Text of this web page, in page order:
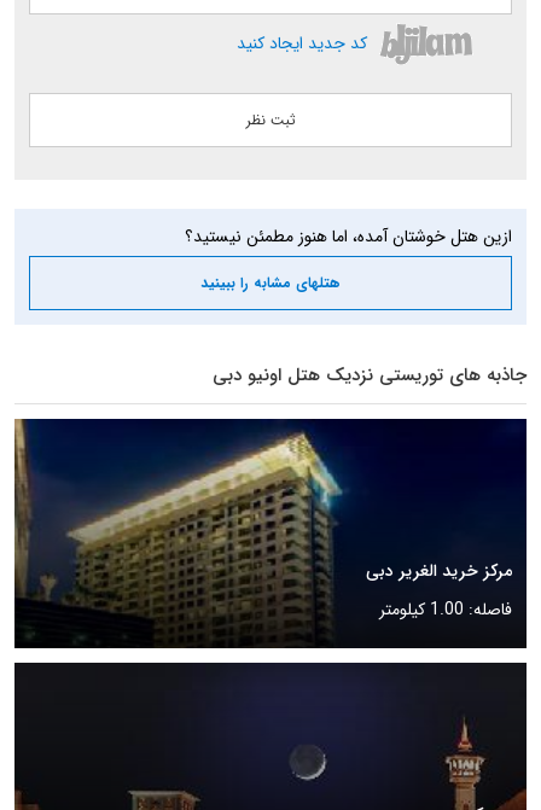
کد جدید ایجاد کنید
ازین هتل خوشتان آمده، اما هنوز مطمئن نیستید؟
هتلهای مشابه را ببینید
جاذبه های توریستی نزدیک هتل اونیو دبی
مرکز خرید الغریر دبی
فاصله: 1.00 کیلومتر